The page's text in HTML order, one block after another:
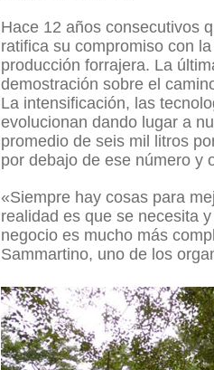
Hace 12 años consecutivos
ratifica su compromiso con
producción forrajera. La
demostración sobre el
La intensificación, las
evolucionan dando lugar a
promedio de seis mil litros
por debajo de ese número y
«Siempre hay cosas para
realidad es que se necesita
negocio es mucho más
Sammartino, uno de los